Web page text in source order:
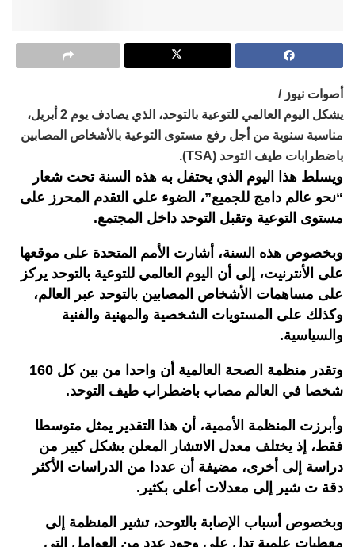
أصوات نيوز /
يشكل اليوم العالمي للتوعية بالتوحد، الذي يصادف يوم 2 أبريل،
مناسبة سنوية من أجل رفع مستوى التوعية بالأشخاص المصابين
باضطرابات طيف التوحد (TSA).
ويسلط هذا اليوم الذي يحتفل به هذه السنة تحت شعار
“نحو عالم دامج للجميع”، الضوء على التقدم المحرز على
مستوى التوعية وتقبل التوحد داخل المجتمع.
وبخصوص هذه السنة، أشارت الأمم المتحدة على موقعها
على الأنترنيت، إلى أن اليوم العالمي للتوعية بالتوحد يركز
على مساهمات الأشخاص المصابين بالتوحد عبر العالم،
وكذلك على المستويات الشخصية والمهنية والفنية
والسياسية.
وتقدر منظمة الصحة العالمية أن واحدا من بين كل 160
شخصا في العالم مصاب باضطراب طيف التوحد.
وأبرزت المنظمة الأممية، أن هذا التقدير يمثل متوسطا
فقط، إذ يختلف معدل الانتشار المعلن بشكل كبير من
دراسة إلى أخرى، مضيفة أن عددا من الدراسات الأكثر
دقة ت شير إلى معدلات أعلى بكثير.
وبخصوص أسباب الإصابة بالتوحد، تشير المنظمة إلى
معطيات علمية تدل على وجود عدد من العوامل التي